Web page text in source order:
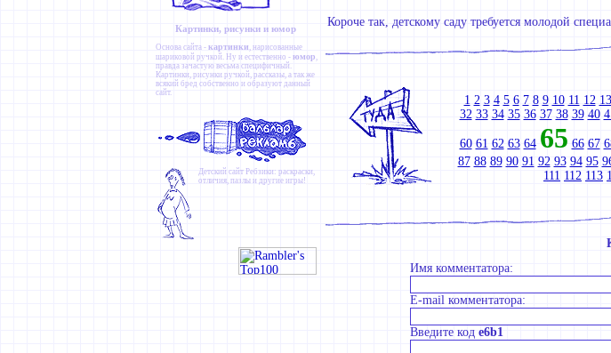
Картинки, рисунки и юмор
Основа сайта - картинки, нарисованные
шариковой ручкой. Ну и естественно - юмор,
правда зачастую весьма специфичный.
Картинки, рисунки ручкой, рассказы, а так же
всякий бред собственно и образуют данный
сайт.
Детский сайт Ребзики: раскраски,
отличия, пазлы и другие игры!
Короче так, детскому саду требуется молодой
1 2 3 4 5 6 7 8 9 10 11 12 13
32 33 34 35 36 37 38 39 40
60 61 62 63 64 65 66 67
87 88 89 90 91 92 93 94 95
111 112 113
Имя комментатора:
E-mail комментатора:
Введите код e6b1